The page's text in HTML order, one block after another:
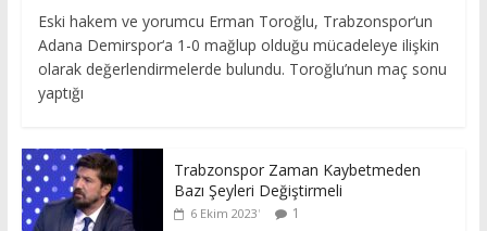
Eski hakem ve yorumcu Erman Toroğlu, Trabzonspor‘un
Adana Demirspor‘a 1-0 mağlup olduğu mücadeleye ilişkin
olarak değerlendirmelerde bulundu. Toroğlu’nun maç sonu
yaptığı
Trabzonspor Zaman Kaybetmeden
Bazı Şeyleri Değiştirmeli
6 Ekim 2023 1